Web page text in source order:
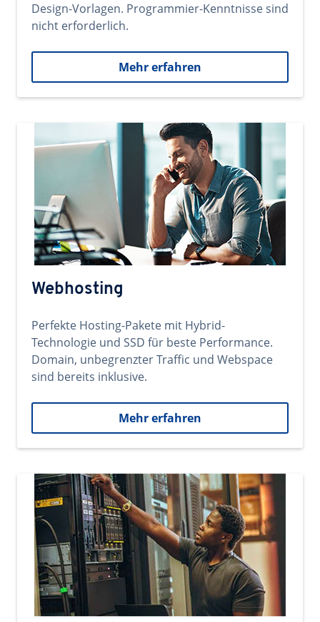
Design-Vorlagen. Programmier-Kenntnisse sind
nicht erforderlich.
Mehr erfahren
Webhosting
Perfekte Hosting-Pakete mit Hybrid-
Technologie und SSD für beste Performance.
Domain, unbegrenzter Traffic und Webspace
sind bereits inklusive.
Mehr erfahren